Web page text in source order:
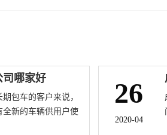
司哪家好
包车的客户来说，
新的车辆供用户使
26
2020-04